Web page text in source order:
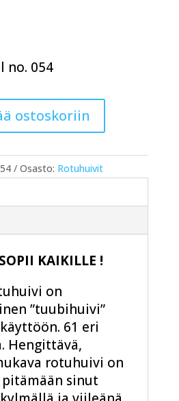
no. 054
ostoskoriin
Osasto: Rotuhuivit
KAIKILLE !
on
”tuubihuivi”
61 eri
Hengittävä,
rotuhuivi on
sinut